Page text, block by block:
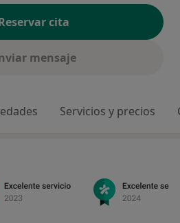
cita
mensaje
Servicios y precios